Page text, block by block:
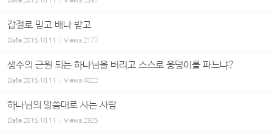
갑절로 믿고 배나 받고
Date2015.10.11 Views2177
생수의 근원 되는 하나님을 버리고 스스로 웅덩이를 파느냐?
Date2015.10.11 Views4022
하나님의 말씀대로 사는 사람
Date2015.10.11 Views2325